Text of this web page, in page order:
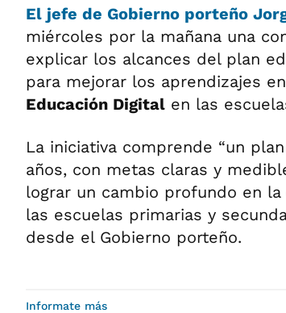
El jefe de Gobierno porteño
miércoles por la mañana una
explicar los alcances del plan
para mejorar los aprendizajes en
Educación Digital en las
La iniciativa comprende “un
años, con metas claras y
lograr un cambio profundo en
las escuelas primarias y
desde el Gobierno porteño.
Informate más